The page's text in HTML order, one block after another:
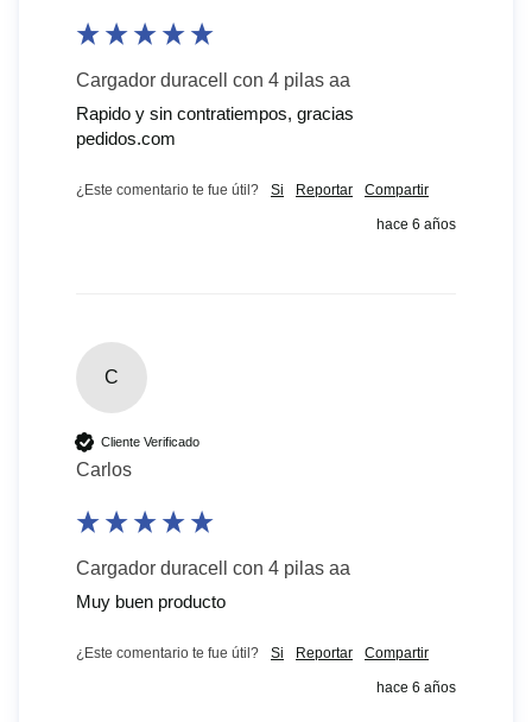
Cargador duracell con 4 pilas aa
Rapido y sin contratiempos, gracias
pedidos.com
¿Este comentario te fue útil? Si Reportar Compartir
hace 6 años
C
Cliente Verificado
Carlos
Cargador duracell con 4 pilas aa
Muy buen producto
¿Este comentario te fue útil? Si Reportar Compartir
hace 6 años